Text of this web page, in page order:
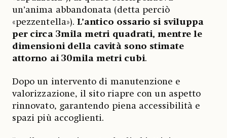
un’anima abbandonata (detta perciò
«pezzentella»).L’antico ossario si sviluppa
per circa 3mila metri quadrati, mentre le
dimensioni della cavità sono stimate
attorno ai 30mila metri cubi.
Dopo un intervento di manutenzione e
valorizzazione, il sito riapre con un aspetto
rinnovato, garantendo piena accessibilità e
spazi più accoglienti.